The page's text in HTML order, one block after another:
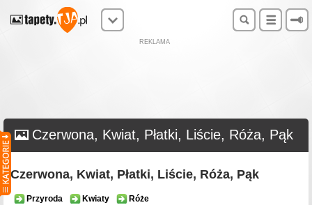
REKLAMA
Czerwona, Kwiat, Płatki, Liście, Róża, Pąk
Czerwona, Kwiat, Płatki, Liście, Róża, Pąk
Przyroda Kwiaty Róże